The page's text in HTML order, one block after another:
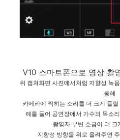
V10 스마트폰으로 영상 촬
위 캡쳐화면 사진에서처럼 지향성 녹
통해
카메라에 찍히는 소리를 더 크게 들
예를 들어 공연장에서 가수의 목소
촬영자 부변 소금이 더 크
지향성 방향을 위로 올려주면